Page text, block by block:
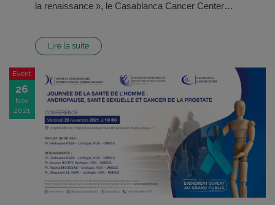
la renaissance », le Casablanca Cancer Center…
Lire la suite
Event
26
Nov
2021